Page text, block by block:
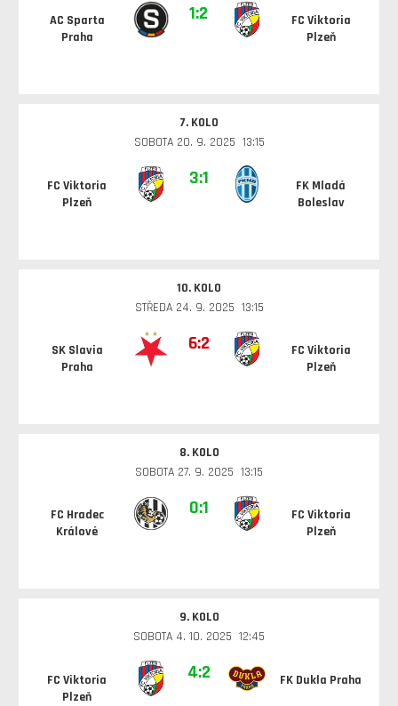
AC Sparta
Praha
1:2
FC Viktoria
Plzeň
7. KOLO
SOBOTA 20. 9. 2025 13:15
FC Viktoria
Plzeň
3:1
FK Mladá
Boleslav
10. KOLO
STŘEDA 24. 9. 2025 13:15
SK Slavia
Praha
6:2
FC Viktoria
Plzeň
8. KOLO
SOBOTA 27. 9. 2025 13:15
FC Hradec
Králové
0:1
FC Viktoria
Plzeň
9. KOLO
SOBOTA 4. 10. 2025 12:45
FC Viktoria
Plzeň
4:2 FK Dukla Praha